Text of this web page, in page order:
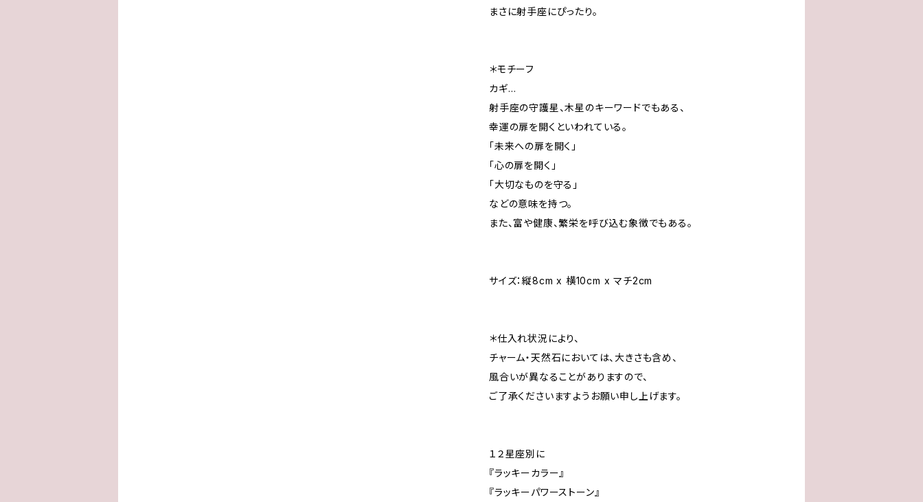
まさに射手座にぴったり。
＊モチーフ
カギ…
射手座の守護星、木星のキーワードでもある、
幸運の扉を開くといわれている。
「未来への扉を開く」
「心の扉を開く」
「大切なものを守る」
などの意味を持つ。
また、富や健康、繁栄を呼び込む象徴でもある。
サイズ：縦8cm x 横10cm x マチ2cm
＊仕入れ状況により、
チャーム・天然石においては、大きさも含め、
風合いが異なることがありますので、
ご了承くださいますようお願い申し上げます。
１２星座別に
『ラッキーカラー』
『ラッキーパワーストーン』